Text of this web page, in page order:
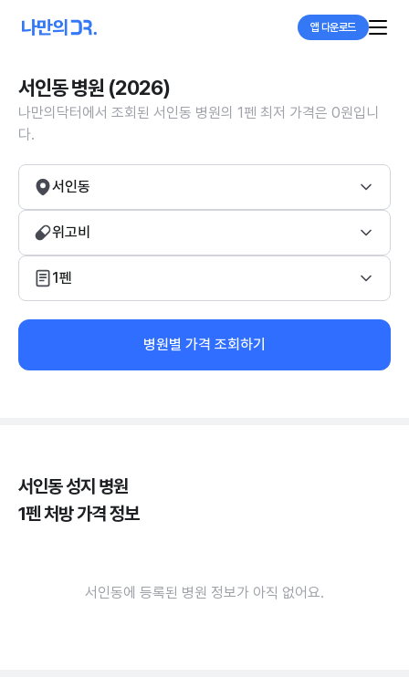
앱 다운로드
서인동 병원 (2026)
나만의닥터에서 조회된 서인동 병원의 1펜 최저 가격은 0원입니
다.
서인동
위고비
1펜
병원별 가격 조회하기
서인동 성지 병원
1펜 처방 가격 정보
서인동에 등록된 병원 정보가 아직 없어요.